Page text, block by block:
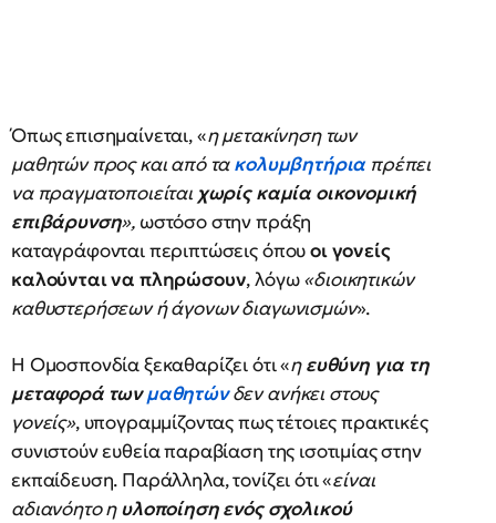
Όπως επισημαίνεται, «η μετακίνηση των
μαθητών προς και από τακολυμβητήριαπρέπει
να πραγματοποιείται χωρίς καμία οικονομική
επιβάρυνση», ωστόσο στην πράξη
καταγράφονται περιπτώσεις όπουοι γονείς
καλούνται να πληρώσουν, λόγω«διοικητικών
καθυστερήσεων ή άγονων διαγωνισμών».
Η Ομοσπονδία ξεκαθαρίζει ότι «ηευθύνη για τη
μεταφορά τωνμαθητώνδεν ανήκει στους
γονείς», υπογραμμίζοντας πως τέτοιες πρακτικές
συνιστούν ευθεία παραβίαση της ισοτιμίας στην
εκπαίδευση. Παράλληλα, τονίζει ότι «είναι
αδιανόητο ηυλοποίηση ενός σχολικού